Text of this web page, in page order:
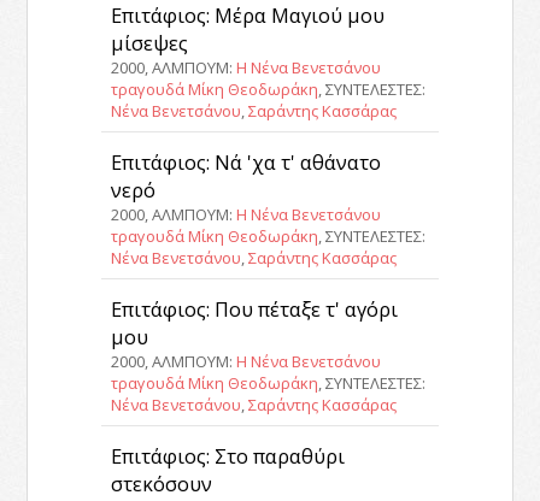
Επιτάφιος: Μέρα Μαγιού μου
μίσεψες
2000, ΑΛΜΠΟΥΜ: Η Νένα Βενετσάνου
τραγουδά Μίκη Θεοδωράκη, ΣΥΝΤΕΛΕΣΤΕΣ:
Νένα Βενετσάνου,Σαράντης Κασσάρας
Επιτάφιος: Νά 'χα τ' αθάνατο
νερό
2000, ΑΛΜΠΟΥΜ: Η Νένα Βενετσάνου
τραγουδά Μίκη Θεοδωράκη, ΣΥΝΤΕΛΕΣΤΕΣ:
Νένα Βενετσάνου,Σαράντης Κασσάρας
Επιτάφιος: Που πέταξε τ' αγόρι
μου
2000, ΑΛΜΠΟΥΜ: Η Νένα Βενετσάνου
τραγουδά Μίκη Θεοδωράκη, ΣΥΝΤΕΛΕΣΤΕΣ:
Νένα Βενετσάνου,Σαράντης Κασσάρας
Επιτάφιος: Στο παραθύρι
στεκόσουν